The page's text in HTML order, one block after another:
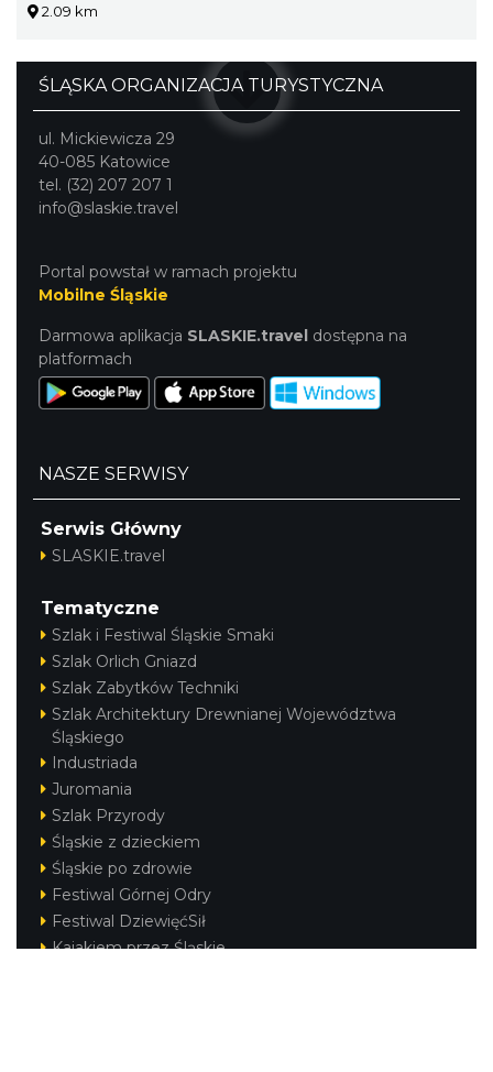
2.09 km
ŚLĄSKA ORGANIZACJA TURYSTYCZNA
ul. Mickiewicza 29
40-085 Katowice
tel. (32) 207 207 1
info@slaskie.travel
Portal powstał w ramach projektu
Mobilne Śląskie
Darmowa aplikacja SLASKIE.travel dostępna na
platformach
NASZE SERWISY
Serwis Główny
SLASKIE.travel
Tematyczne
Szlak i Festiwal Śląskie Smaki
Szlak Orlich Gniazd
Szlak Zabytków Techniki
Szlak Architektury Drewnianej Województwa
Śląskiego
Industriada
Juromania
Szlak Przyrody
Śląskie z dzieckiem
Śląskie po zdrowie
Festiwal Górnej Odry
Festiwal DziewięćSił
Kajakiem przez Śląskie